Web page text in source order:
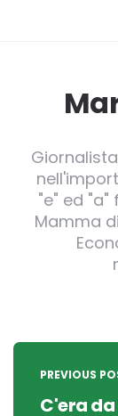
"e" ed "a"
Mamma
Post
PREVIOUS
C'era